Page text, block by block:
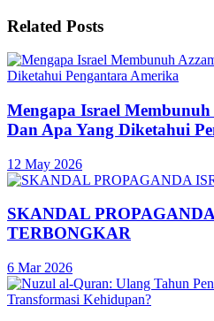
Related Posts
Mengapa Israel
Dan Apa Yang Diketahui
12 May 2026
SKANDAL
TERBONGKAR
6 Mar 2026